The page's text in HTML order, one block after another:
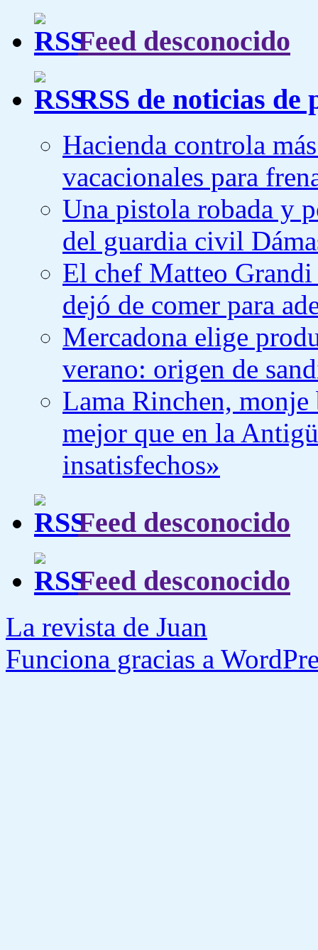
Feed desconocido
RSS de noticias de
Hacienda controla
vacacionales para
Una pistola robada y
del guardia civil
El chef Matteo
dejó de comer para
Mercadona elige
verano: origen de
Lama Rinchen,
mejor que en la
insatisfechos»
Feed desconocido
Feed desconocido
La revista de Juan
Funciona gracias a